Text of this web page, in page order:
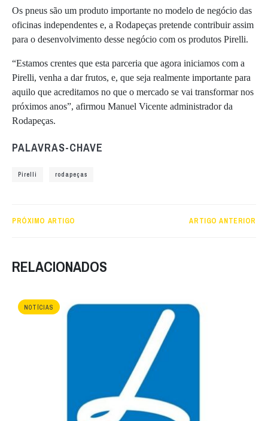
Os pneus são um produto importante no modelo de negócio das
oficinas independentes e, a Rodapeças pretende contribuir assim
para o desenvolvimento desse negócio com os produtos Pirelli.
“Estamos crentes que esta parceria que agora iniciamos com a
Pirelli, venha a dar frutos, e, que seja realmente importante para
aquilo que acreditamos no que o mercado se vai transformar nos
próximos anos”, afirmou Manuel Vicente administrador da
Rodapeças.
PALAVRAS-CHAVE
Pirelli rodapeças
PRÓXIMO ARTIGO ARTIGO ANTERIOR
RELACIONADOS
NOTÍCIAS